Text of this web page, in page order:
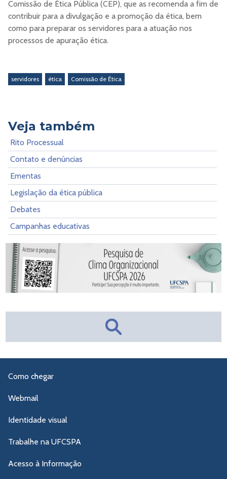
Comissão de Ética Pública (CEP), que as recomenda a fim de
contribuir para a divulgação e a promoção da ética, bem
como para preparar os servidores para a atuação nos
processos de apuração ética.
servidores ética Comissão de Ética
Veja também
Rito Processual
Contato e denúncias
Ementas
Legislação da ética pública
Debates
Campanhas educativas
Como chegar
Webmail
Identidade visual
Trabalhe na UFCSPA
Acesso à Informação